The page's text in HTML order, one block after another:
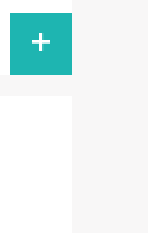
+